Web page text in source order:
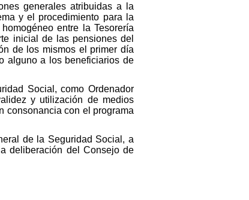
generales atribuidas a la
y el procedimiento para la
entre la Tesorería
inicial de las pensiones del
de los mismos el primer día
alguno a los beneficiarios de
Social, como Ordenador
y utilización de medios
consonancia con el programa
de la Seguridad Social, a
deliberación del Consejo de